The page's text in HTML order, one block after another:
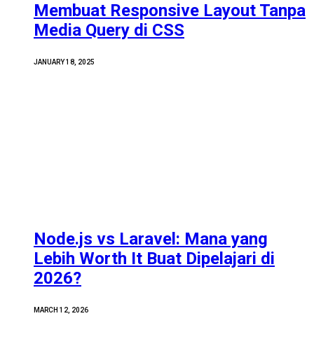
Membuat Responsive Layout Tanpa
Media Query di CSS
JANUARY 18, 2025
Node.js vs Laravel: Mana yang
Lebih Worth It Buat Dipelajari di
2026?
MARCH 12, 2026